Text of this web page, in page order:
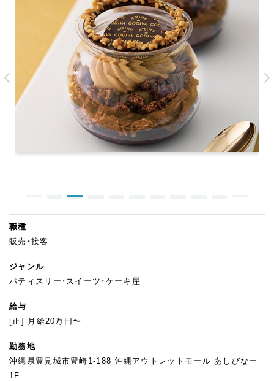
職種
販売・接客
ジャンル
パティスリー・スイーツ・ケーキ屋
給与
[正] 月給20万円〜
勤務地
沖縄県豊見城市豊崎1-188 沖縄アウトレットモール あしびなー
1F